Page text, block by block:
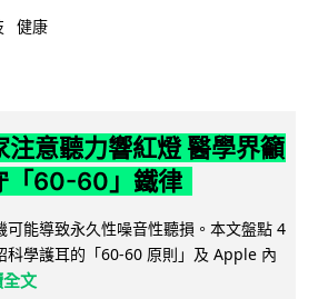
健康
意聽力響紅燈 醫學界籲
「60-60」鐵律
可能導致永久性噪音性聽損。本文盤點 4
科學護耳的「60-60 原則」及 Apple 內
全文